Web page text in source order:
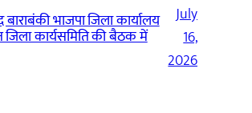
भाजपा जिला कार्यालय
कार्यसमिति की बैठक में
July
16,
2026